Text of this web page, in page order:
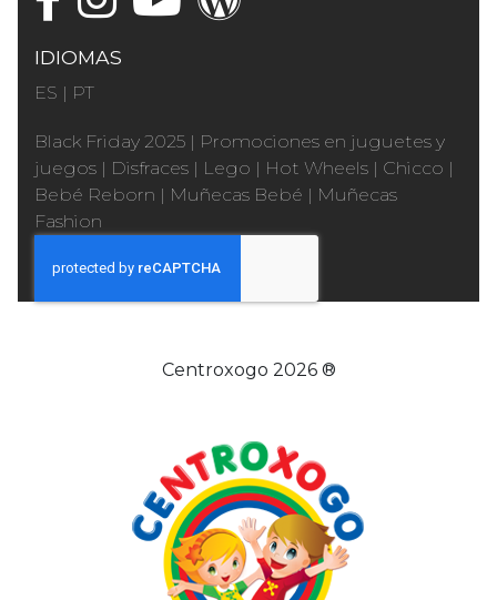
IDIOMAS
ES | PT
Black Friday 2025 | Promociones en juguetes y
juegos | Disfraces | Lego | Hot Wheels | Chicco |
Bebé Reborn | Muñecas Bebé | Muñecas
Fashion
Centroxogo 2026 ®